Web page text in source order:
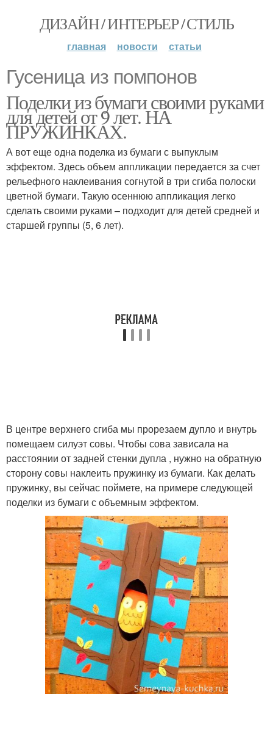
ДИЗАЙН / ИНТЕРЬЕР / СТИЛЬ
главная новости статьи
Гусеница из помпонов
Поделки из бумаги своими руками
для детей от 9 лет. НА
ПРУЖИНКАХ.
А вот еще одна поделка из бумаги с выпуклым
эффектом. Здесь объем аппликации передается за счет
рельефного наклеивания согнутой в три сгиба полоски
цветной бумаги. Такую осеннюю аппликация легко
сделать своими руками – подходит для детей средней и
старшей группы (5, 6 лет).
В центре верхнего сгиба мы прорезаем дупло и внутрь
помещаем силуэт совы. Чтобы сова зависала на
расстоянии от задней стенки дупла , нужно на обратную
сторону совы наклеить пружинку из бумаги. Как делать
пружинку, вы сейчас поймете, на примере следующей
поделки из бумаги с объемным эффектом.